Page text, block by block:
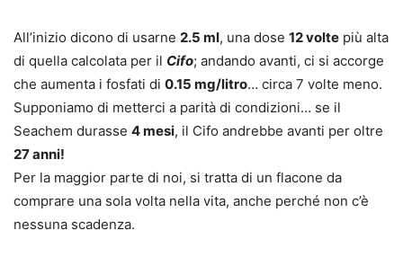
All’inizio dicono di usarne 2.5 ml, una dose 12 volte più alta
di quella calcolata per il Cifo; andando avanti, ci si accorge
che aumenta i fosfati di 0.15 mg/litro… circa 7 volte meno.
Supponiamo di metterci a parità di condizioni… se il
Seachem durasse 4 mesi, il Cifo andrebbe avanti per oltre
27 anni!
Per la maggior parte di noi, si tratta di un flacone da
comprare una sola volta nella vita, anche perché non c’è
nessuna scadenza.